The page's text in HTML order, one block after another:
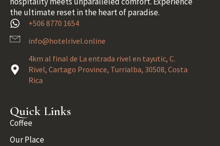
the ultimate reset in the heart of paradise.
+506 8770 1654
info@hotelrivel.online
4km al final de La entrada rivel en tayutic, C.
Rivel, Cartago Province, Turrialba, 30508, Costa
Rica
Quick Links
Coffee
Our Place